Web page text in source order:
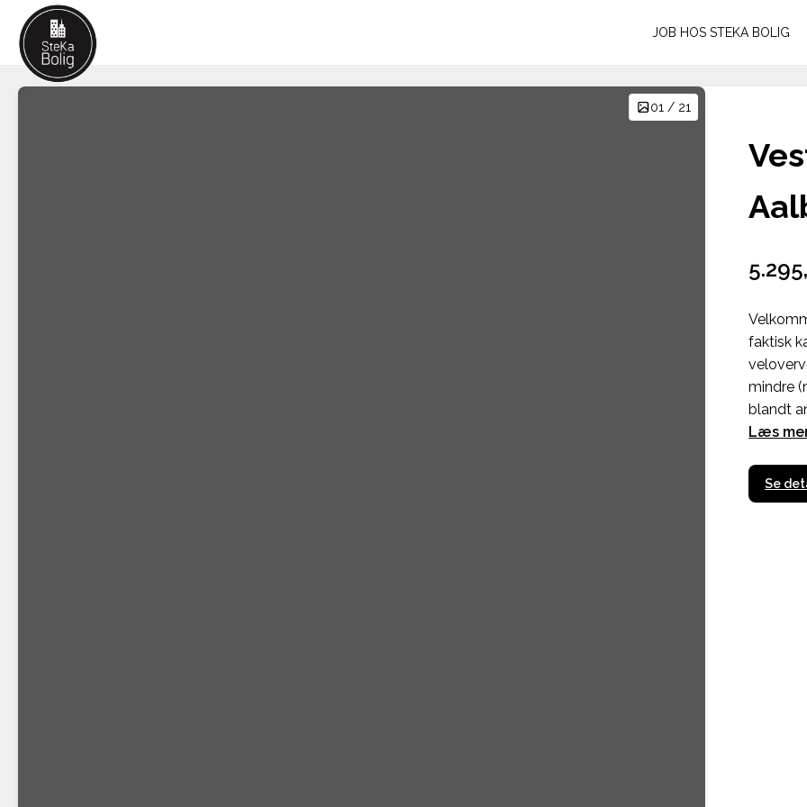
JOB HOS STEKA BOLIG
01 / 21
faktisk
mindre
blandt
Læs
Se